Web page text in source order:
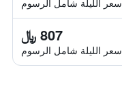
سعر الليلة شامل الرسوم
807 ﷼
سعر الليلة شامل الرسوم